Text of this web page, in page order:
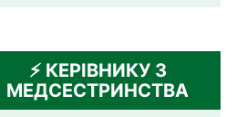
⚡️ КЕРІВНИКУ З
МЕДСЕСТРИНСТВА